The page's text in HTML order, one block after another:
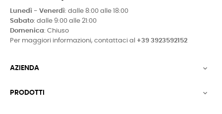
Lunedì - Venerdì: dalle 8:00 alle 18:00
Sabato: dalle 9:00 alle 21:00
Domenica: Chiuso
Per maggiori informazioni, contattaci al +39 3923592152
AZIENDA 
PRODOTTI 